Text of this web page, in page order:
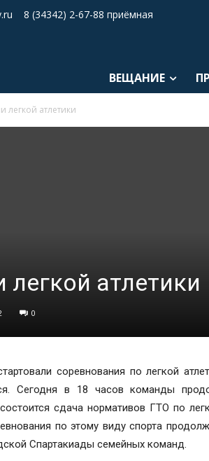
8 (34342) 2-67-88 приёмная
ВЕЩАНИЕ
легкой атлетики
атлетики
0
соревнования по легкой
Сегодня в 18 часов команды
сдача нормативов ГТО по
по этому виду спорта
Спартакиады семейных команд.